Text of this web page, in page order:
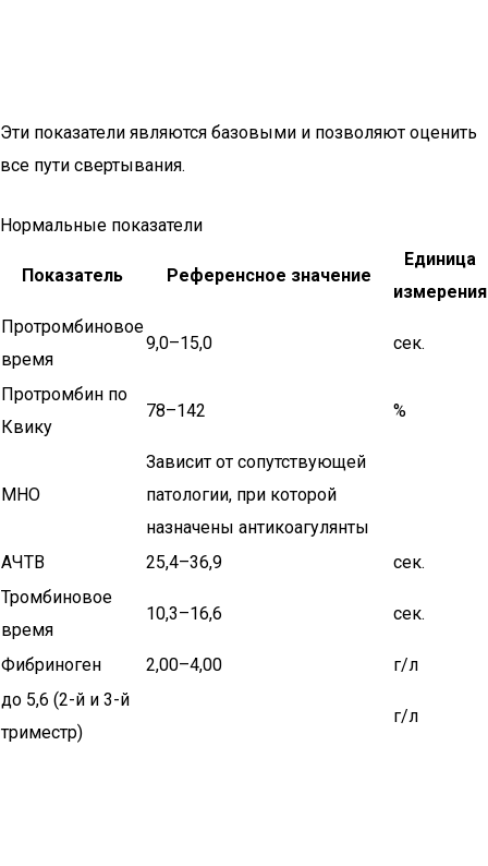
Эти показатели являются базовыми и позволяют оценить
все пути свертывания.
Нормальные показатели
Показатель Референсное значение
Единица
измерения
Протромбиновое
время
9,0–15,0 сек.
Протромбин по
Квику
78–142 %
МНО
Зависит от сопутствующей
патологии, при которой
назначены антикоагулянты
АЧТВ
25,4–36,9
сек.
Тромбиновое
время
10,3–16,6 сек.
Фибриноген 2,00–4,00
г/л
до 5,6 (2-й и 3-й
триместр)
г/л